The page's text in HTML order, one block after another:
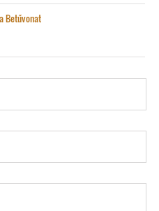
Betűvonat